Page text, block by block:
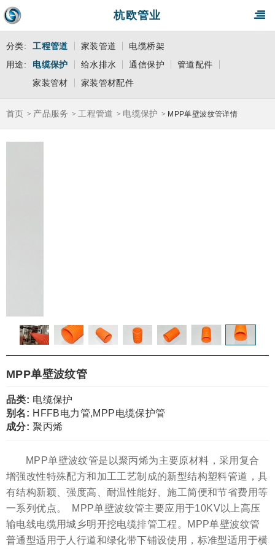
杭欧管业
分类: 工程管道 家装管道
电缆桥架
用途:
电缆保护 给水排水 通信保护
管道配件
家装管材
家装管材配件
首页 > 产品服务 > 工程管道 > 电缆保护 > MPP单壁波纹管详情
MPP单壁波纹管
品类: 电缆保护
别名: HFFB电力管,MPP电缆保护管
成分: 聚丙烯
MPP单壁波纹管是以聚丙烯为主要原材料，采用复合
增强改性特殊配方和加工工艺制成的新型结构塑料管道，具
有结构新颖、强度高、耐温性能好、施工简便和节省费用等
一系列优点。 MPP单壁波纹管主要应用于10KV以上高压
输电线电缆用城乡明开挖电缆排管工程。MPP单壁波纹管
普通型适用于人行道和绿化带下铺设使用，标准型适用于横